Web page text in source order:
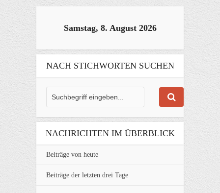
Samstag, 8. August 2026
NACH STICHWORTEN SUCHEN
NACHRICHTEN IM ÜBERBLICK
Beiträge von heute
Beiträge der letzten drei Tage